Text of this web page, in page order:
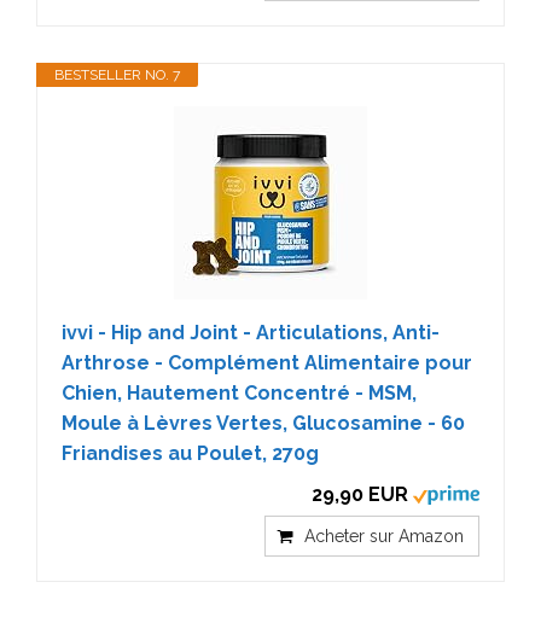
BESTSELLER NO. 7
ivvi - Hip and Joint - Articulations, Anti-
Arthrose - Complément Alimentaire pour
Chien, Hautement Concentré - MSM,
Moule à Lèvres Vertes, Glucosamine - 60
Friandises au Poulet, 270g
29,90 EUR
Acheter sur Amazon